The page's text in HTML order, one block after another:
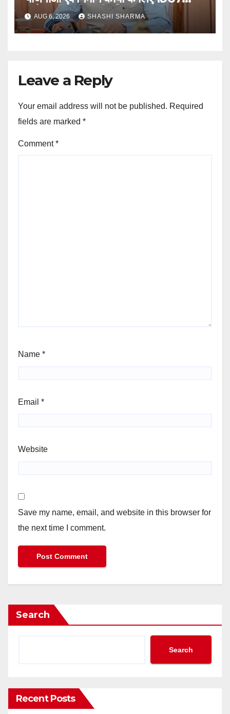
करोड़ की वित्तीय स्वीकृति
AUG 6, 2026 SHASHI SHARMA
Leave a Reply
Your email address will not be published. Required
fields are marked *
Comment*
Name *
Email *
Website
Save my name, email, and website in this browser for
the next time I comment.
Search
Search
Recent Posts